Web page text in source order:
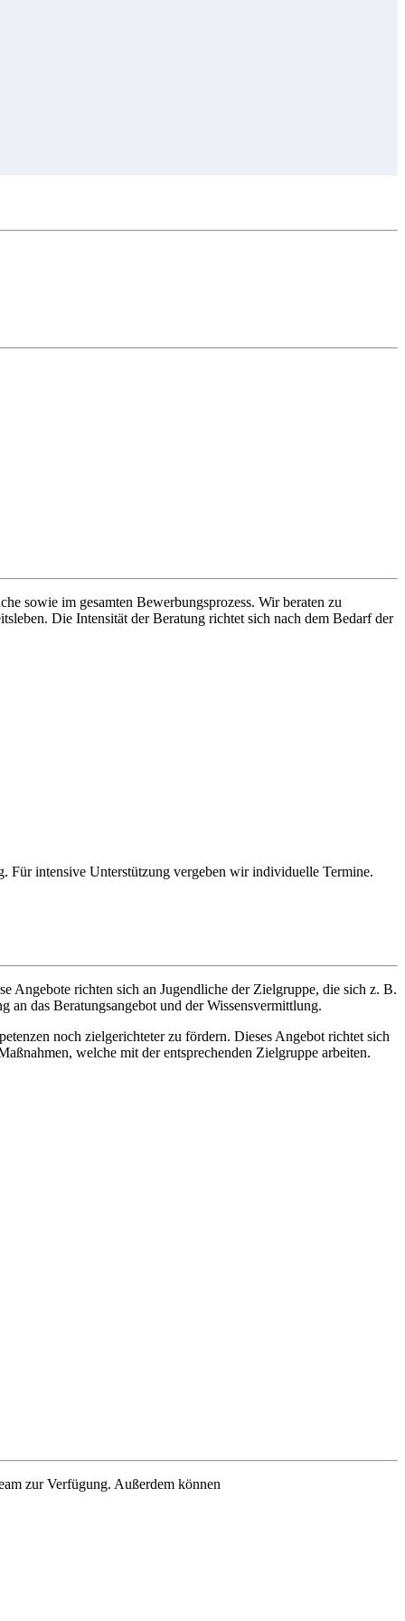
sowie im gesamten Bewerbungsprozess. Wir beraten zu
Die Intensität der Beratung richtet sich nach dem Bedarf der
Für intensive Unterstützung vergeben wir individuelle Termine.
Angebote richten sich an Jugendliche der Zielgruppe, die sich z. B.
das Beratungsangebot und der Wissensvermittlung.
noch zielgerichteter zu fördern. Dieses Angebot richtet sich
welche mit der entsprechenden Zielgruppe arbeiten.
zur Verfügung. Außerdem können